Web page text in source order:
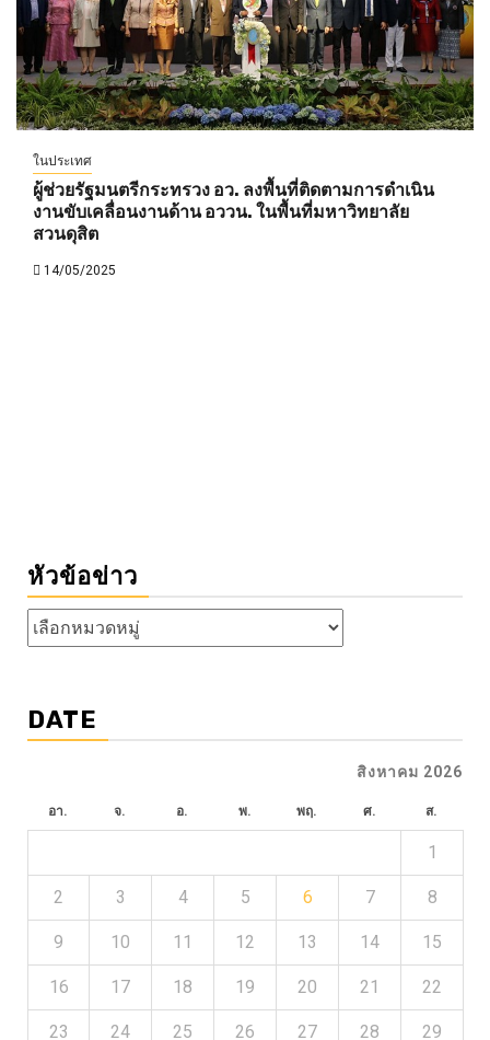
ในประเทศ
ผู้ช่วยรัฐมนตรีกระทรวง อว. ลงพื้นที่ติดตามการดำเนิน
งานขับเคลื่อนงานด้าน อววน. ในพื้นที่มหาวิทยาลัย
สวนดุสิต
14/05/2025
หัวข้อข่าว
หัวข้อ
ข่าว
DATE
สิงหาคม 2026
อา. จ. อ. พ. พฤ. ศ. ส.
1
2 3 4 5 6 7 8
9 10 11 12 13 14 15
16 17 18 19 20 21 22
23 24 25 26 27 28 29